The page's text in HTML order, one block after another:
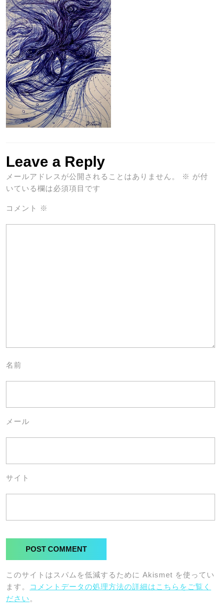
Leave a Reply
メールアドレスが公開されることはありません。 ※ が付
いている欄は必須項目です
コメント ※
名前
メール
サイト
このサイトはスパムを低減するために Akismet を使ってい
ます。
コメントデータの処理方法の詳細はこちらをご覧く
ださい 。